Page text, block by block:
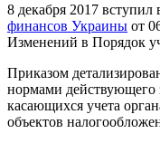
8 декабря 2017 вступил
финансов Украины от
Изменений в Порядок
Приказом
нормами действующего
касающихся учета
объектов